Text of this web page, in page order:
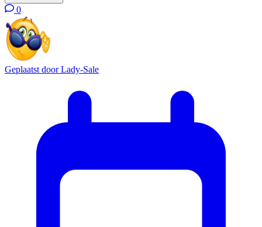
0
Geplaatst doorLady-Sale